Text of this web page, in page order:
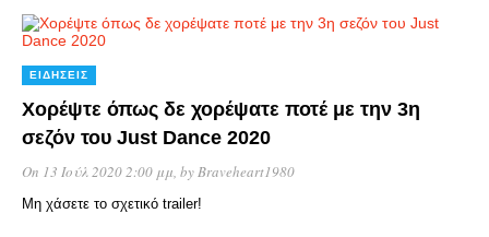
ΕΙΔΉΣΕΙΣ
Χορέψτε όπως δε χορέψατε ποτέ με την 3η
σεζόν του Just Dance 2020
On 13 Ιούλ 2020 2:00 μμ, byBraveheart1980
Μη χάσετε το σχετικό trailer!